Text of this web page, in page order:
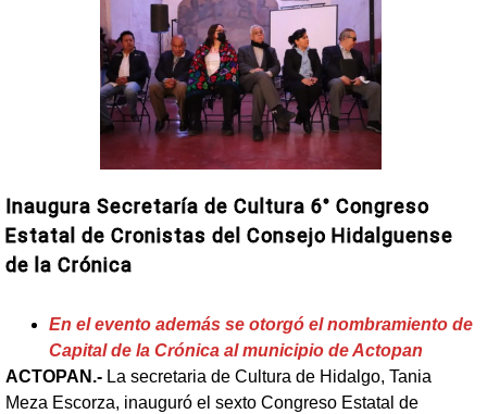
Inaugura Secretaría de Cultura 6° Congreso
Estatal de Cronistas del Consejo Hidalguense
de la Crónica
En el evento además se otorgó el nombramiento de
Capital de la Crónica al municipio de Actopan
ACTOPAN.- La secretaria de Cultura de Hidalgo, Tania
Meza Escorza, inauguró el sexto Congreso Estatal de